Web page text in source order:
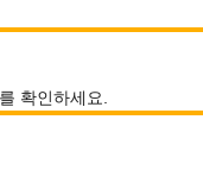
확인하세요.